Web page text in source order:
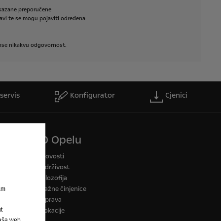
preporučene
te se mogu pojaviti određena
nikakvu odgovornost.
Konfigurator Cjenici
O Opelu
Novosti
Održivost
Filozofija
Važne činjenice
Uprava
Lokacije